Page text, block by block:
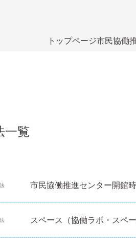
トップページ市民協働
一覧
市民協働推進センター開館
スペース（協働ラボ・スペ